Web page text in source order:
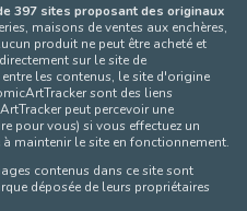
397 sites proposant des originaux
maisons de ventes aux enchères,
produit ne peut être acheté et
sur le site de
les contenus, le site d'origine
sont des liens
peut percevoir une
pour vous) si vous effectuez un
maintenir le site en fonctionnement.
contenus dans ce site sont
déposée de leurs propriétaires